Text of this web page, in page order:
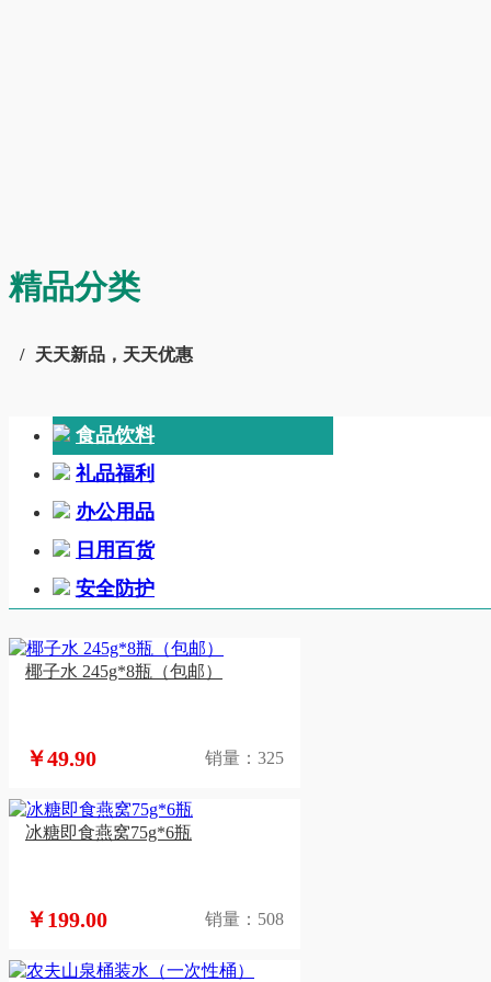
精品分类
天天新品，天天优惠
食品饮料
礼品福利
办公用品
日用百货
安全防护
椰子水 245g*8瓶（包邮）
￥49.90 销量：325
冰糖即食燕窝75g*6瓶
￥199.00 销量：508